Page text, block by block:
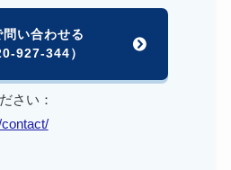
問い合わせる
927-344）
さい：